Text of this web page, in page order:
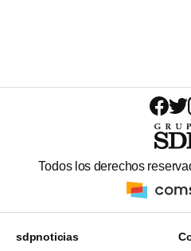
Todos los derechos
sdpnoticias